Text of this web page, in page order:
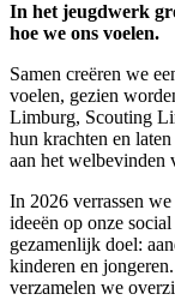
In het jeugdwerk
hoe we ons voelen.
Samen creëren we
voelen, gezien
Limburg, Scouting
hun krachten en
aan het welbevinden
In 2026 verrassen
ideeën op onze
gezamenlijk doel:
kinderen en
verzamelen we